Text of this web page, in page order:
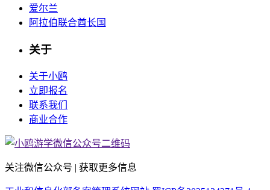
爱尔兰
阿拉伯联合酋长国
关于
关于小鸥
立即报名
联系我们
商业合作
关注微信公众号 | 获取更多信息